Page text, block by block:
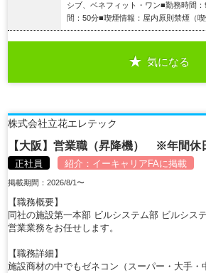
シブ、ベネフィット・ワン■勤務時間
間：50分■喫煙情報：屋内原則禁煙（喫
気になる
株式会社立花エレテック
【大阪】営業職（昇降機） ※年間休
正社員 紹介： イーキャリアFAに掲載
掲載期間：2026/8/1〜
【職務概要】
同社の施設第一本部 ビルシステム部 ビルシス
営業業務をお任せします。
【職務詳細】
施設商材の中でもゼネコン（スーパー・大手・